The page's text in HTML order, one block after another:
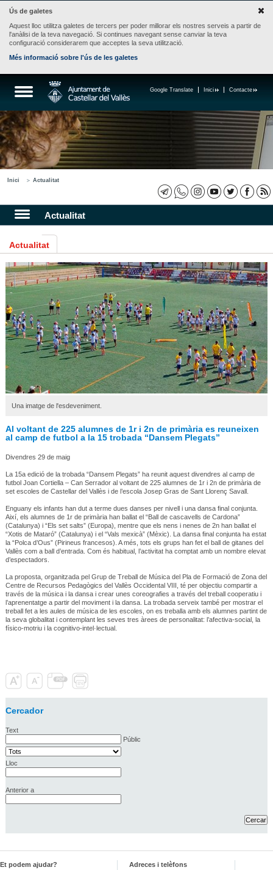
Ús de galetes
Aquest lloc utilitza galetes de tercers per poder millorar els nostres serveis a partir de
l'anàlisi de la teva navegació. Si continues navegant sense canviar la teva
configuració considerarem que acceptes la seva utilització.
Més informació sobre l'ús de les galetes
Contacte
Inici
Google Translate
Inici Actualitat
Actualitat
Actualitat
Una imatge de l'esdeveniment.
Al voltant de 225 alumnes de 1r i 2n de primària es reuneixen
al camp de futbol a la 15 trobada “Dansem Plegats”
Divendres 29 de maig
La 15a edició de la trobada “Dansem Plegats” ha reunit aquest divendres al camp de
futbol Joan Cortiella – Can Serrador al voltant de 225 alumnes de 1r i 2n de primària de
set escoles de Castellar del Vallès i de l’escola Josep Gras de Sant Llorenç Savall.
Enguany els infants han dut a terme dues danses per nivell i una dansa final conjunta.
Així, els alumnes de 1r de primària han ballat el “Ball de cascavells de Cardona”
(Catalunya) i “Els set salts” (Europa), mentre que els nens i nenes de 2n han ballat el
“Xotis de Mataró” (Catalunya) i el “Vals mexicà” (Mèxic). La dansa final conjunta ha estat
la “Polca d’Ous” (Pirineus francesos). A més, tots els grups han fet el ball de gitanes del
Vallès com a ball d’entrada. Com és habitual, l’activitat ha comptat amb un nombre elevat
d’espectadors.
La proposta, organitzada pel Grup de Treball de Música del Pla de Formació de Zona del
Centre de Recursos Pedagògics del Vallès Occidental VIII, té per objectiu compartir a
través de la música i la dansa i crear unes coreografies a través del treball cooperatiu i
l’aprenentatge a partir del moviment i la dansa. La trobada serveix també per mostrar el
treball fet a les aules de música de les escoles, on es treballa amb els alumnes partint de
la seva globalitat i contemplant les seves tres àrees de personalitat: l’afectiva-social, la
físico-motriu i la cognitivo-intel·lectual.
Cercador
Text
Públic
Lloc
Anterior a
Et podem ajudar?
Adreces i telèfons